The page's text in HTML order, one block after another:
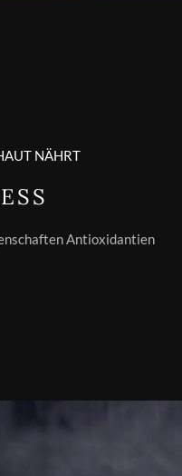
NÄHRT
Antioxidantien